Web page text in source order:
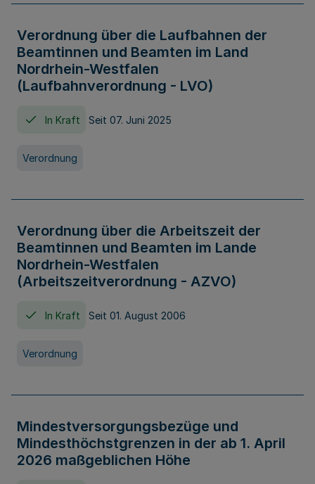
Verordnung über die Laufbahnen der
Beamtinnen und Beamten im Land
Nordrhein-Westfalen
(Laufbahnverordnung - LVO)
In Kraft Seit 07. Juni 2025
Verordnung
Verordnung über die Arbeitszeit der
Beamtinnen und Beamten im Lande
Nordrhein-Westfalen
(Arbeitszeitverordnung - AZVO)
In Kraft Seit 01. August 2006
Verordnung
Mindestversorgungsbezüge und
Mindesthöchstgrenzen in der ab 1. April
2026 maßgeblichen Höhe